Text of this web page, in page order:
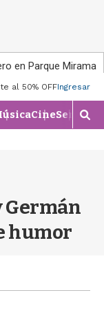
en Parque Miramar
al 50% OFFIngresar
CineSeries
M
o
e
Germán
humor